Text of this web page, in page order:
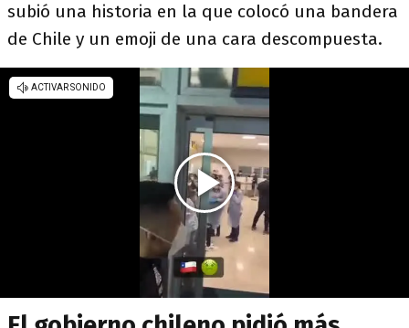
subió una historia en la que colocó una bandera
de Chile y un emoji de una cara descompuesta.